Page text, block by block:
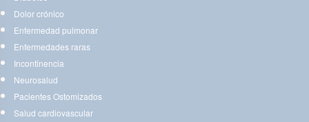
Dolor crónico
Enfermedad pulmonar
Enfermedades raras
Incontinencia
Neurosalud
Pacientes Ostomizados
Salud cardiovascular